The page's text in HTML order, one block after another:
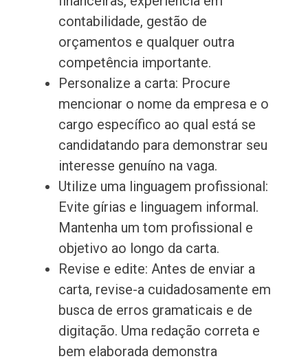
contabilidade, gestão de
orçamentos e qualquer outra
competência importante.
Personalize a carta: Procure
mencionar o nome da empresa e o
cargo específico ao qual está se
candidatando para demonstrar seu
interesse genuíno na vaga.
Utilize uma linguagem profissional:
Evite gírias e linguagem informal.
Mantenha um tom profissional e
objetivo ao longo da carta.
Revise e edite: Antes de enviar a
carta, revise-a cuidadosamente em
busca de erros gramaticais e de
digitação. Uma redação correta e
bem elaborada demonstra